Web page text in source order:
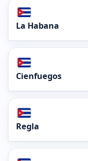
La Habana
Cienfuegos
Regla